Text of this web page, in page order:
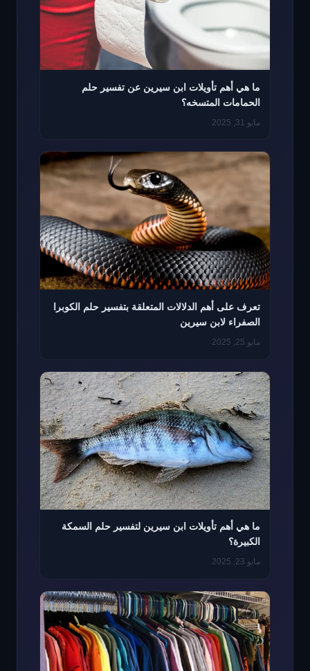
ما هي أهم تأويلات ابن سيرين عن تفسير حلم
الحمامات المتسخه؟
مايو 31, 2025
تعرف على أهم الدلالات المتعلقة بتفسير حلم الكوبرا
الصفراء لابن سيرين
مايو 25, 2025
ما هي أهم تأويلات ابن سيرين لتفسير حلم السمكة
الكبيرة؟
مايو 23, 2025